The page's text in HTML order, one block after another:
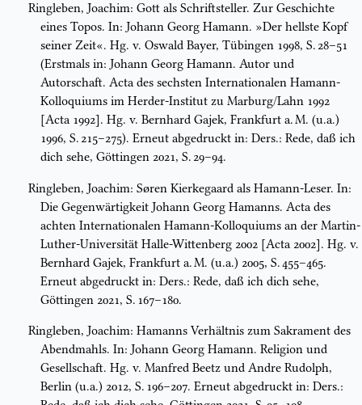
Ringleben, Joachim: Gott als Schriftsteller. Zur Geschichte
eines Topos. In: Johann Georg Hamann. »Der hellste Kopf
seiner Zeit«. Hg. v. Oswald Bayer, Tübingen 1998, S. 28–51
(Erstmals in: Johann Georg Hamann. Autor und
Autorschaft. Acta des sechsten Internationalen Hamann-
Kolloquiums im Herder-Institut zu Marburg/Lahn 1992
[Acta 1992]. Hg. v. Bernhard Gajek, Frankfurt a. M. (u.a.)
1996, S. 215–275). Erneut abgedruckt in: Ders.: Rede, daß ich
dich sehe, Göttingen 2021, S. 29–94.
Ringleben, Joachim: Søren Kierkegaard als Hamann-Leser. In:
Die Gegenwärtigkeit Johann Georg Hamanns. Acta des
achten Internationalen Hamann-Kolloquiums an der Martin-
Luther-Universität Halle-Wittenberg 2002 [Acta 2002]. Hg. v.
Bernhard Gajek, Frankfurt a. M. (u.a.) 2005, S. 455–465.
Erneut abgedruckt in: Ders.: Rede, daß ich dich sehe,
Göttingen 2021, S. 167–180.
Ringleben, Joachim: Hamanns Verhältnis zum Sakrament des
Abendmahls. In: Johann Georg Hamann. Religion und
Gesellschaft. Hg. v. Manfred Beetz und Andre Rudolph,
Berlin (u.a.) 2012, S. 196–207. Erneut abgedruckt in: Ders.: